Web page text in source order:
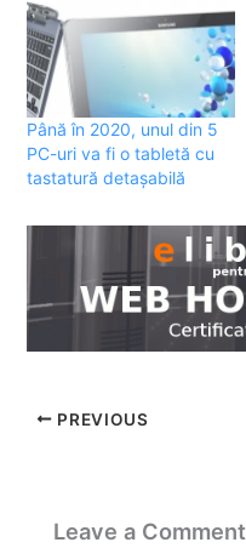
Până în 2020, unul din 5
PC-uri va fi o tabletă cu
tastatură detașabilă
PREVIOUS
Leave a Comment